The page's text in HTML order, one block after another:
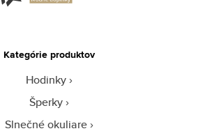
Kategórie produktov
Hodinky
Šperky
Slnečné okuliare